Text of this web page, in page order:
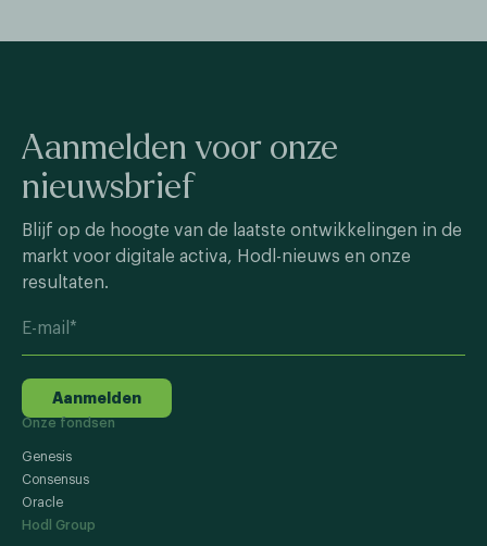
Aanmelden voor onze
nieuwsbrief
Blijf op de hoogte van de laatste ontwikkelingen in de
markt voor digitale activa, Hodl-nieuws en onze
resultaten.
Aanmelden
Onze fondsen
Genesis
Consensus
Oracle
Hodl Group